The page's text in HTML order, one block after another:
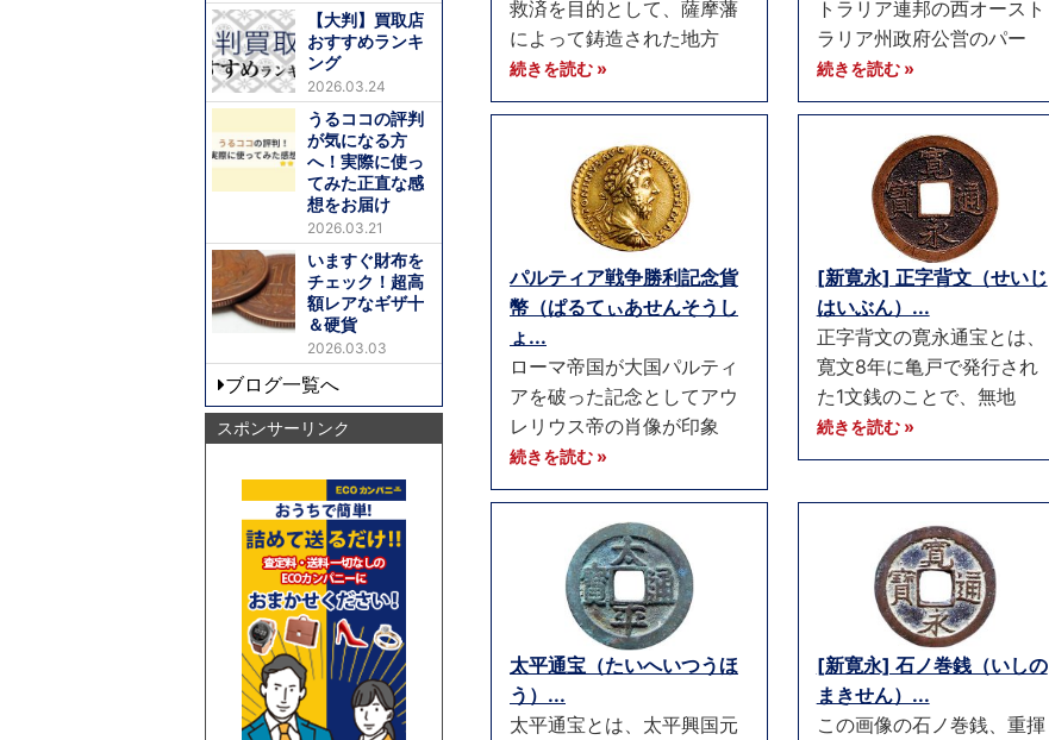
救済を目的として、薩摩藩
によって鋳造された地方
続きを読む »
トラリア連邦の西オースト
ラリア州政府公営のパー
続きを読む »
パルティア戦争勝利記念貨
幣（ぱるてぃあせんそうし
ょ...
ローマ帝国が大国パルティ
アを破った記念としてアウ
レリウス帝の肖像が印象
続きを読む »
[新寛永] 正字背文（せいじ
はいぶん）...
正字背文の寛永通宝とは、
寛文8年に亀戸で発行され
た1文銭のことで、無地
続きを読む »
太平通宝（たいへいつうほ
う）...
太平通宝とは、太平興国元
[新寛永] 石ノ巻銭（いしの
まきせん）...
この画像の石ノ巻銭、重揮
【大判】買取店
おすすめランキ
ング
2026.03.24
うるココの評判
が気になる方
へ！実際に使っ
てみた正直な感
想をお届け
2026.03.21
いますぐ財布を
チェック！超高
額レアなギザ十
＆硬貨
2026.03.03
ブログ一覧へ
スポンサーリンク